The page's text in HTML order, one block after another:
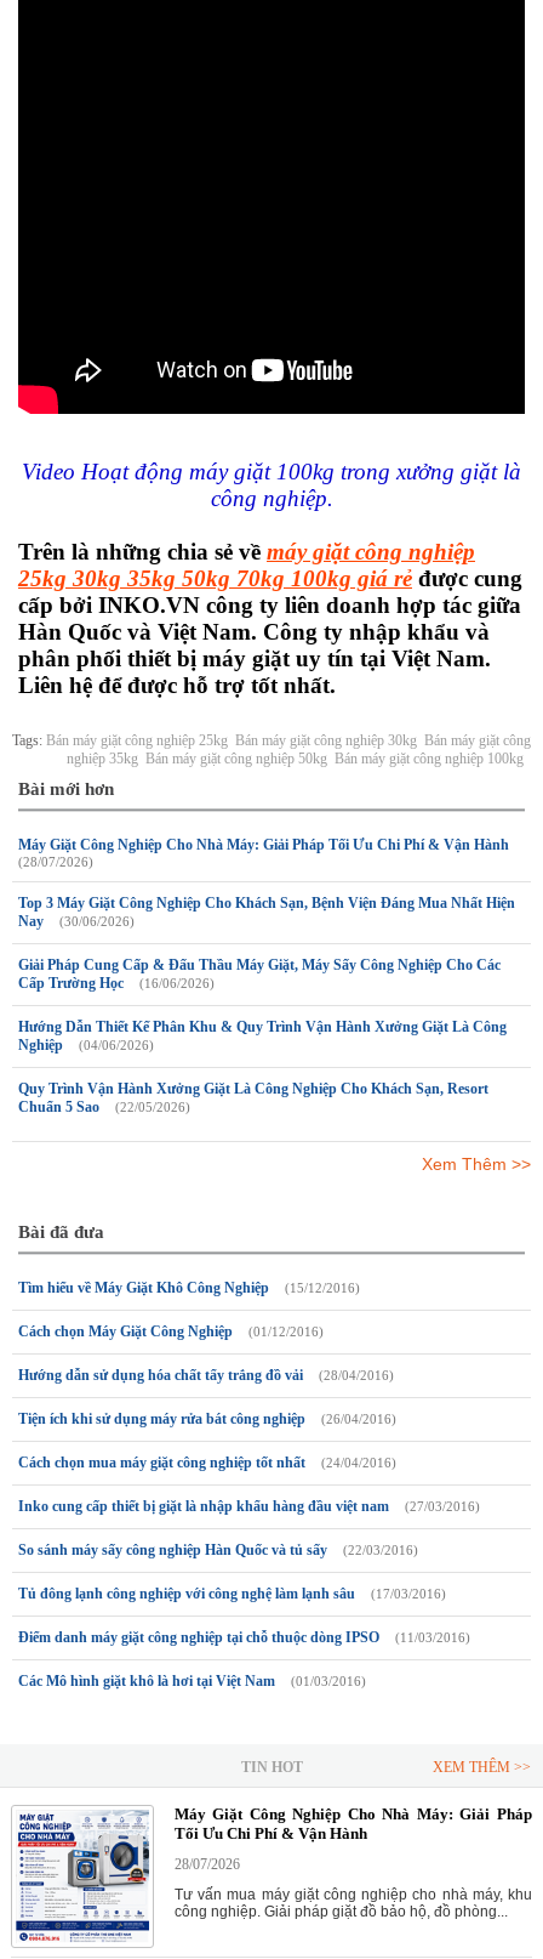
Video Hoạt động máy giặt 100kg trong xưởng giặt là
công nghiệp.
Trên là những chia sẻ về máy giặt công nghiệp
25kg 30kg 35kg 50kg 70kg 100kg giá rẻ được cung
cấp bởi INKO.VN công ty liên doanh hợp tác giữa
Hàn Quốc và Việt Nam. Công ty nhập khẩu và
phân phối thiết bị máy giặt uy tín tại Việt Nam.
Liên hệ để được hỗ trợ tốt nhất.
Tags: Bán máy giặt công nghiệp 25kg Bán máy giặt công nghiệp 30kg Bán máy giặt công
nghiệp 35kg Bán máy giặt công nghiệp 50kg Bán máy giặt công nghiệp 100kg
Bài mới hơn
Máy Giặt Công Nghiệp Cho Nhà Máy: Giải Pháp Tối Ưu Chi Phí & Vận Hành
(28/07/2026)
Top 3 Máy Giặt Công Nghiệp Cho Khách Sạn, Bệnh Viện Đáng Mua Nhất Hiện
Nay
(30/06/2026)
Giải Pháp Cung Cấp & Đấu Thầu Máy Giặt, Máy Sấy Công Nghiệp Cho Các
Cấp Trường Học
(16/06/2026)
Hướng Dẫn Thiết Kế Phân Khu & Quy Trình Vận Hành Xưởng Giặt Là Công
Nghiệp
(04/06/2026)
Quy Trình Vận Hành Xưởng Giặt Là Công Nghiệp Cho Khách Sạn, Resort
Chuẩn 5 Sao
(22/05/2026)
Xem Thêm >>
Bài đã đưa
Tìm hiểu về Máy Giặt Khô Công Nghiệp (15/12/2016)
Cách chọn Máy Giặt Công Nghiệp (01/12/2016)
Hướng dẫn sử dụng hóa chất tẩy trắng đồ vải (28/04/2016)
Tiện ích khi sử dụng máy rửa bát công nghiệp (26/04/2016)
Cách chọn mua máy giặt công nghiệp tốt nhất (24/04/2016)
Inko cung cấp thiết bị giặt là nhập khẩu hàng đầu việt nam (27/03/2016)
So sánh máy sấy công nghiệp Hàn Quốc và tủ sấy (22/03/2016)
Tủ đông lạnh công nghiệp với công nghệ làm lạnh sâu (17/03/2016)
Điểm danh máy giặt công nghiệp tại chỗ thuộc dòng IPSO (11/03/2016)
Các Mô hình giặt khô là hơi tại Việt Nam (01/03/2016)
TIN HOT XEM THÊM >>
Máy Giặt Công Nghiệp Cho Nhà Máy: Giải Pháp
Tối Ưu Chi Phí & Vận Hành
28/07/2026
Tư vấn mua máy giặt công nghiệp cho nhà máy, khu
công nghiệp. Giải pháp giặt đồ bảo hộ, đồ phòng...